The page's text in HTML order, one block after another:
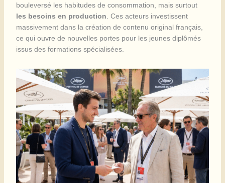
bouleversé les habitudes de consommation, mais surtout
les besoins en production . Ces acteurs investissent
massivement dans la création de contenu original français,
ce qui ouvre de nouvelles portes pour les jeunes diplômés
issus des formations spécialisées.